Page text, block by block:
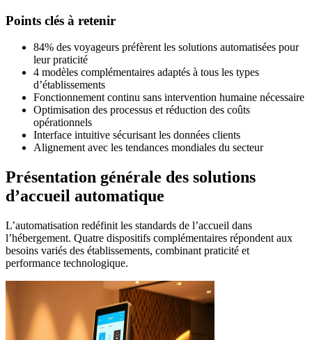
Points clés à retenir
84% des voyageurs préfèrent les solutions automatisées pour
leur praticité
4 modèles complémentaires adaptés à tous les types
d’établissements
Fonctionnement continu sans intervention humaine nécessaire
Optimisation des processus et réduction des coûts
opérationnels
Interface intuitive sécurisant les données clients
Alignement avec les tendances mondiales du secteur
Présentation générale des solutions
d’accueil automatique
L’automatisation redéfinit les standards de l’accueil dans
l’hébergement. Quatre dispositifs complémentaires répondent aux
besoins variés des établissements, combinant praticité et
performance technologique.